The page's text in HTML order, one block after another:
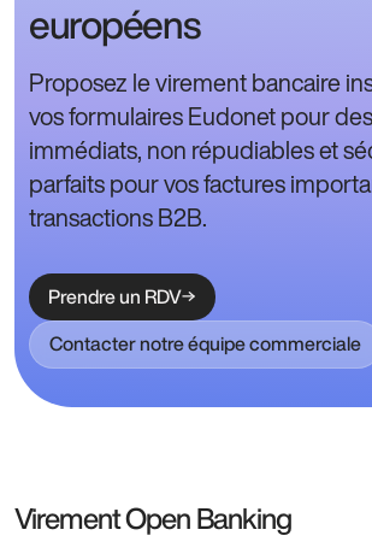
européens
Proposez le virement bancaire
vos formulaires Eudonet pour
immédiats, non répudiables et
parfaits pour vos factures
transactions B2B.
Prendre un RDV
Contacter notre équipe commerciale
Virement Open Banking